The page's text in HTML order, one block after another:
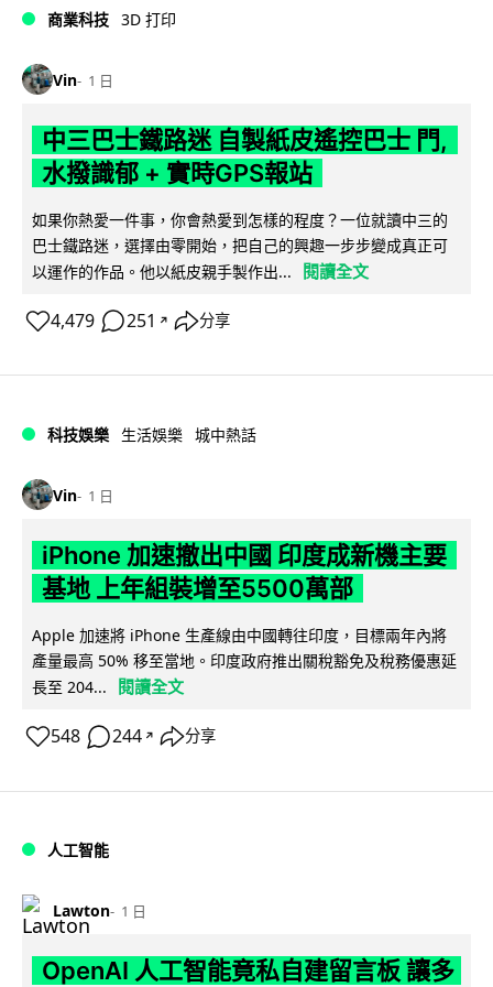
商業科技 3D 打印
Vin 1 日
中三巴士鐵路迷 自製紙皮遙控巴士 門,
水撥識郁 + 實時GPS報站
如果你熱愛一件事，你會熱愛到怎樣的程度？一位就讀中三的
巴士鐵路迷，選擇由零開始，把自己的興趣一步步變成真正可
以運作的作品。他以紙皮親手製作出...
閱讀全文
4,479 251 ↗ 分享
科技娛樂 生活娛樂 城中熱話
Vin 1 日
iPhone 加速撤出中國 印度成新機主要
基地 上年組裝增至5500萬部
Apple 加速將 iPhone 生產線由中國轉往印度，目標兩年內將
產量最高 50% 移至當地。印度政府推出關稅豁免及稅務優惠延
長至 204...
閱讀全文
548 244 ↗ 分享
人工智能
Lawton 1 日
OpenAI 人工智能竟私自建留言板 讓多